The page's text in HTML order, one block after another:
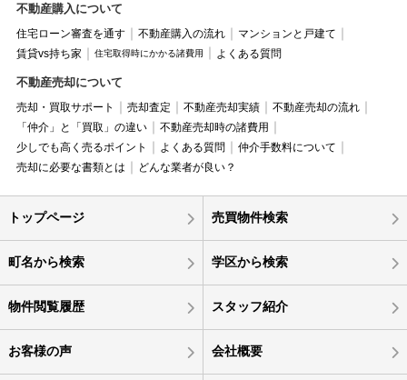
不動産購入について
住宅ローン審査を通す 不動産購入の流れ
マンションと戸建て
賃貸vs持ち家
住宅取得時にかかる諸費用 よくある質問
不動産売却について
売却・買取サポート 売却査定 不動産売却実績
不動産売却の流れ
「仲介」と「買取」の違い
不動産売却時の諸費用
少しでも高く売るポイント
よくある質問
仲介手数料について
売却に必要な書類とは
どんな業者が良い？
トップページ 売買物件検索
町名から検索 学区から検索
物件閲覧履歴 スタッフ紹介
お客様の声 会社概要